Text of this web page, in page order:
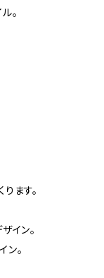
。
ます。
イン。
ン。